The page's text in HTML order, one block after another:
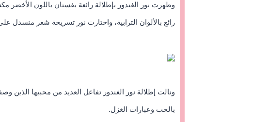
وظهرت نور الغندور بإطلالة رائعة بفستان باللون
رائع بالألوان الترابية، واختارت نور تسريحة شعر منسدل
ونالت إطلالة نور الغندور تفاعل العديد من محبيها الذين
بالحب وعبارات الغزل.